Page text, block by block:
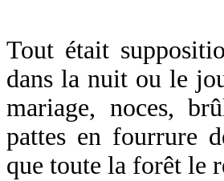
Tout était
dans la nuit ou le
mariage, noces,
pattes en fourrure
que toute la forêt le